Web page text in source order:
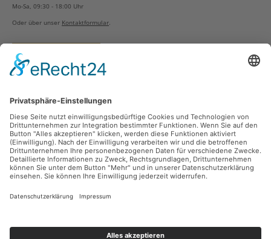
Mo-Sa, 09:30 - 18:00 Uhr
Oder über unser Kontaktformular.
Vertrag widerrufen
Zahlungsarten
Sicher Einkaufen
Ladengeschäft
Newsletter